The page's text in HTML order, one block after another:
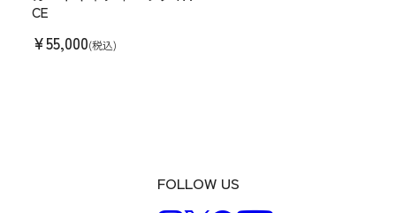
CE
¥55,000(税込)
FOLLOW US